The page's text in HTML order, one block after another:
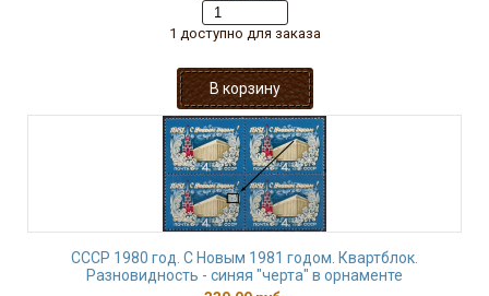
1 доступно для заказа
СССР 1980 год. С Новым 1981 годом. Квартблок.
Разновидность - синяя "черта" в орнаменте